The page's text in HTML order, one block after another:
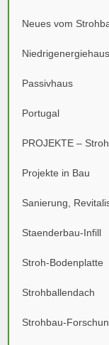
Neues vom
Niedrigenergiehaus
Passivhaus
Portugal
PROJEKTE –
Projekte in Bau
Sanierung,
Staenderbau-Infill
Stroh-Bodenplatte
Strohballendach
Strohbau-